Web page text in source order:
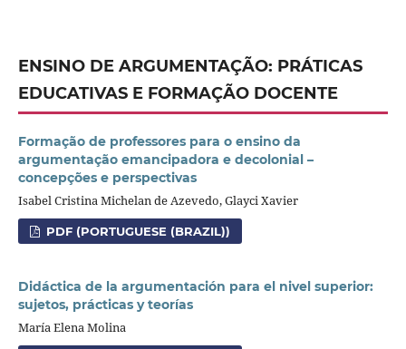
ENSINO DE ARGUMENTAÇÃO: PRÁTICAS
EDUCATIVAS E FORMAÇÃO DOCENTE
Formação de professores para o ensino da
argumentação emancipadora e decolonial –
concepções e perspectivas
Isabel Cristina Michelan de Azevedo, Glayci Xavier
PDF (PORTUGUESE (BRAZIL))
Didáctica de la argumentación para el nivel superior:
sujetos, prácticas y teorías
María Elena Molina